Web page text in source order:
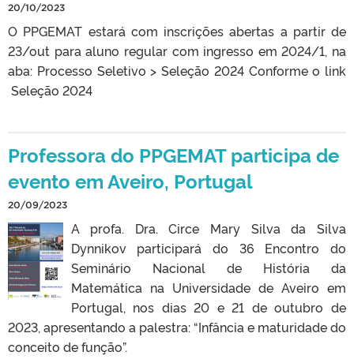
20/10/2023
O PPGEMAT estará com inscrições abertas a partir de
23/out para aluno regular com ingresso em 2024/1, na
aba: Processo Seletivo > Seleção 2024 Conforme o link
Seleção 2024
Professora do PPGEMAT participa de
evento em Aveiro, Portugal
20/09/2023
A profa. Dra. Circe Mary Silva da Silva
Dynnikov participará do 36 Encontro do
Seminário Nacional de História da
Matemática na Universidade de Aveiro em
Portugal, nos dias 20 e 21 de outubro de
2023, apresentando a palestra: “Infância e maturidade do
conceito de função”.